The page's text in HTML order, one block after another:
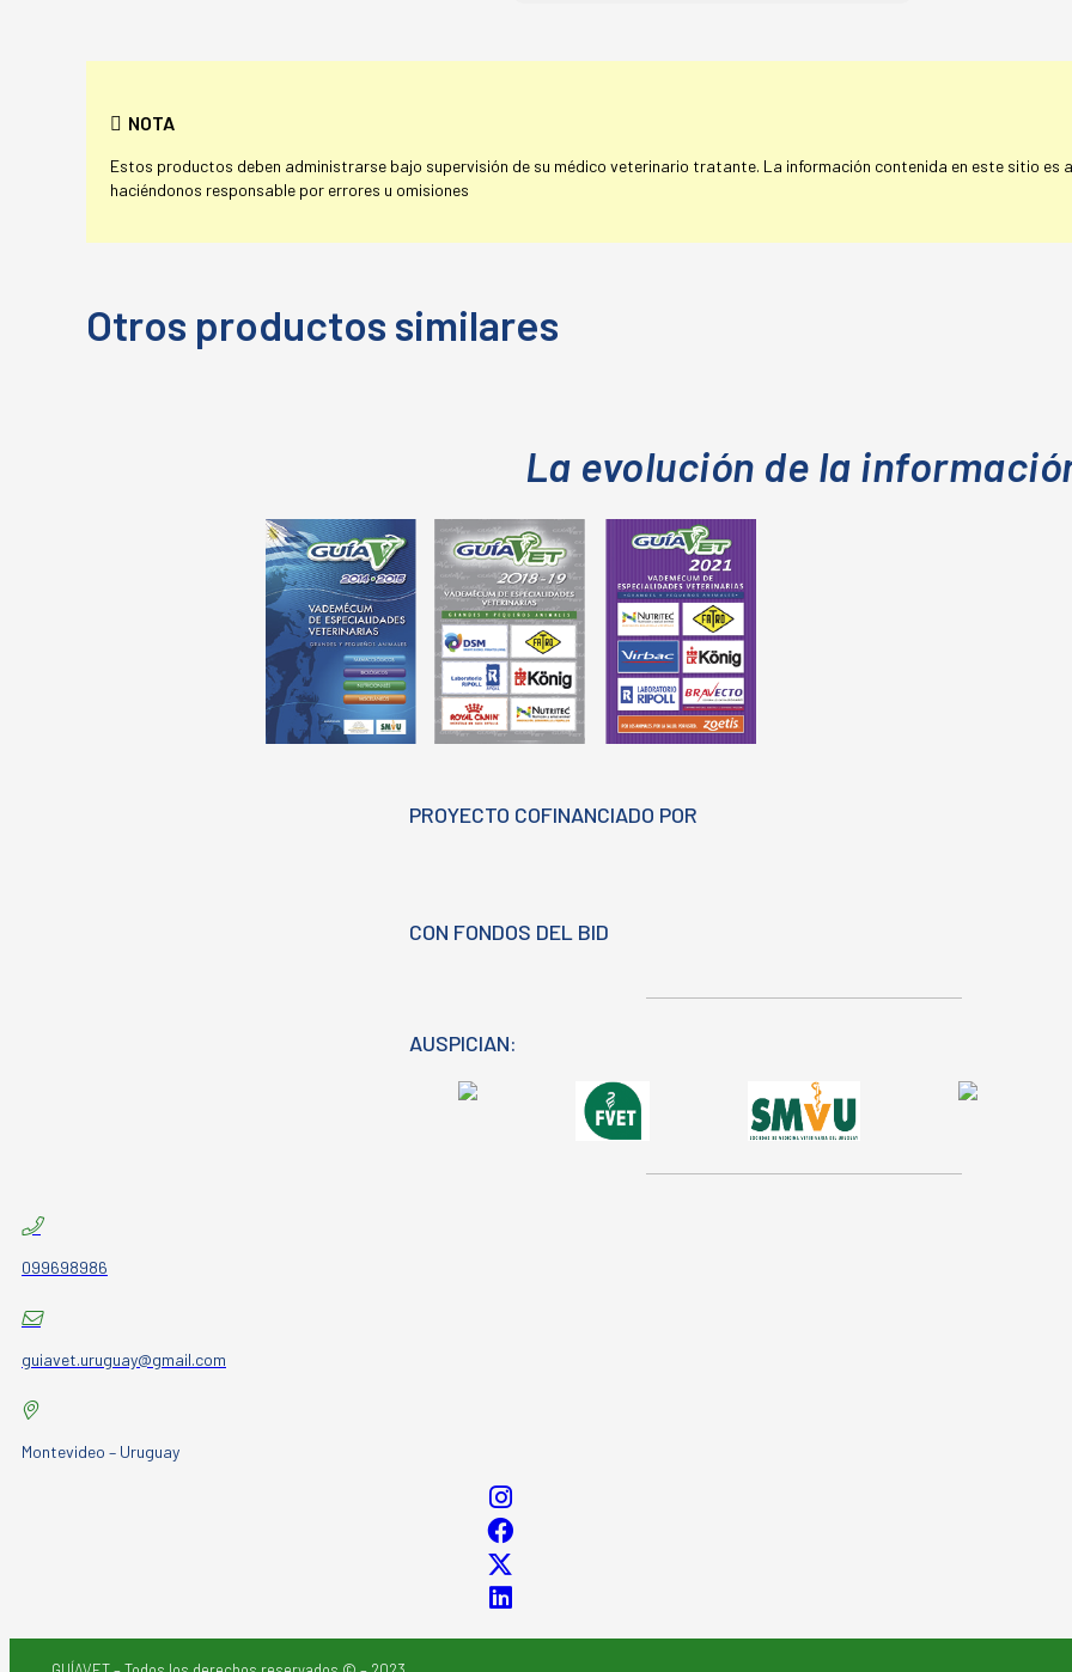
NOTA
Estos productos deben administrarse bajo supervisión de su médico veterinario tratante. La información contenida en este sitio es
haciéndonos responsable por errores u omisiones
Otros productos similares
La evolución de la
PROYECTO COFINANCIADO POR
CON FONDOS DEL BID
AUSPICIAN:
099698986
guiavet.uruguay@gmail.com
Montevideo – Uruguay